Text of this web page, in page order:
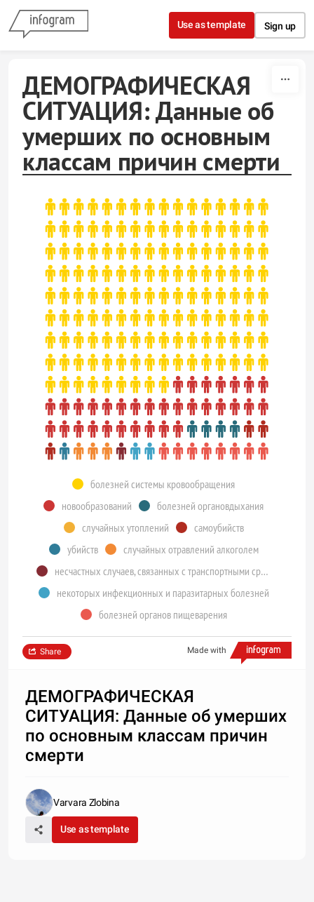
Skip to content
Use as template Sign up
ДЕМОГРАФИЧЕСКАЯ
СИТУАЦИЯ: Данные об
умерших по основным
классам причин смерти
болезней системы кровообращения
новообразований
болезней органовдыхания
случайных утоплений
самоубийств
убийств
случайных отравлений алкоголем
несчастных случаев, связанных с транспортными средствами
некоторых инфекционных и паразитарных болезней
болезней органов пищеварения
Made with
Share
ДЕМОГРАФИЧЕСКАЯ
СИТУАЦИЯ: Данные об умерших
по основным классам причин
смерти
Varvara Zlobina
Use as template